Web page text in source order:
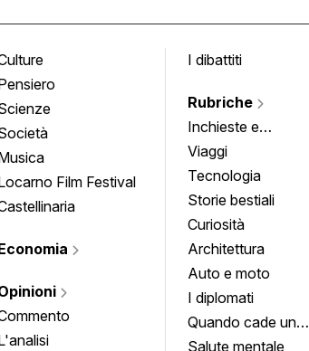
Film Festival
I dibattiti
Rubriche
Inchieste e
approfondimenti
Viaggi
Tecnologia
Storie bestiali
Curiosità
Architettura
Auto e moto
I diplomati
Quando cade un
quadro
Salute mentale